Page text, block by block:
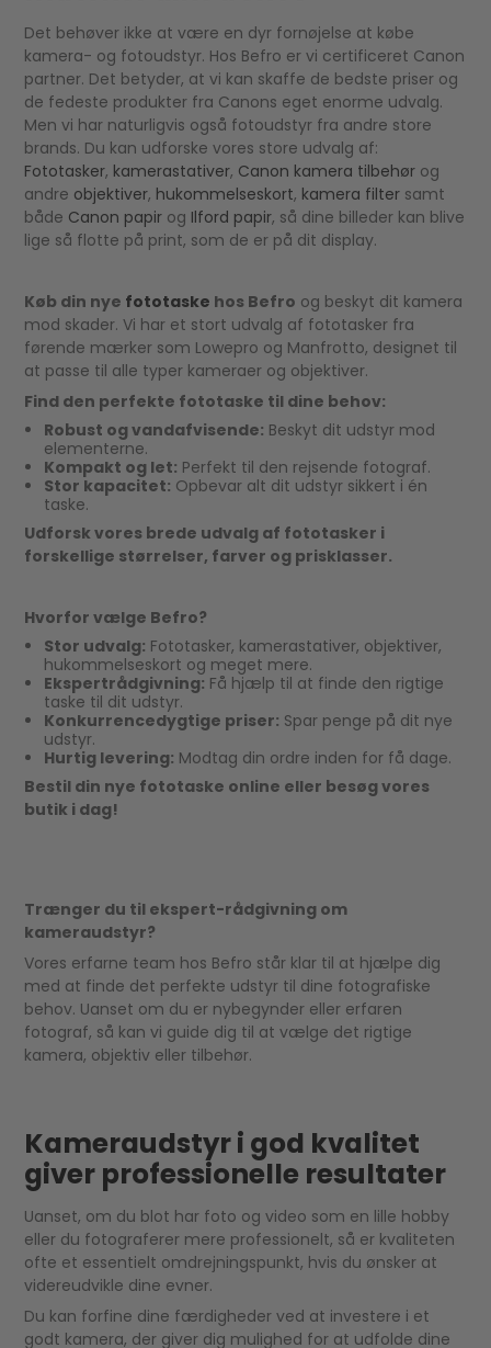
Det behøver ikke at være en dyr fornøjelse at købe
kamera- og fotoudstyr. Hos Befro er vi certificeret Canon
partner. Det betyder, at vi kan skaffe de bedste priser og
de fedeste produkter fra Canons eget enorme udvalg.
Men vi har naturligvis også fotoudstyr fra andre store
brands. Du kan udforske vores store udvalg af:
Fototasker, kamerastativer, Canon kamera tilbehør og
andre objektiver, hukommelseskort, kamera filter samt
både Canon papir og Ilford papir, så dine billeder kan blive
lige så flotte på print, som de er på dit display.
Køb din nye fototaske hos Befro og beskyt dit kamera
mod skader. Vi har et stort udvalg af fototasker fra
førende mærker som Lowepro og Manfrotto, designet til
at passe til alle typer kameraer og objektiver.
Find den perfekte fototaske til dine behov:
Robust og vandafvisende: Beskyt dit udstyr mod
elementerne.
Kompakt og let: Perfekt til den rejsende fotograf.
Stor kapacitet: Opbevar alt dit udstyr sikkert i én
taske.
Udforsk vores brede udvalg af fototasker i
forskellige størrelser, farver og prisklasser.
Hvorfor vælge Befro?
Stor udvalg: Fototasker, kamerastativer, objektiver,
hukommelseskort og meget mere.
Ekspertrådgivning: Få hjælp til at finde den rigtige
taske til dit udstyr.
Konkurrencedygtige priser: Spar penge på dit nye
udstyr.
Hurtig levering: Modtag din ordre inden for få dage.
Bestil din nye fototaske online eller besøg vores
butik i dag!
Trænger du til ekspert-rådgivning om
kameraudstyr?
Vores erfarne team hos Befro står klar til at hjælpe dig
med at finde det perfekte udstyr til dine fotografiske
behov. Uanset om du er nybegynder eller erfaren
fotograf, så kan vi guide dig til at vælge det rigtige
kamera, objektiv eller tilbehør.
Kameraudstyr i god kvalitet
giver professionelle resultater
Uanset, om du blot har foto og video som en lille hobby
eller du fotograferer mere professionelt, så er kvaliteten
ofte et essentielt omdrejningspunkt, hvis du ønsker at
videreudvikle dine evner.
Du kan forfine dine færdigheder ved at investere i et
godt kamera, der giver dig mulighed for at udfolde dine